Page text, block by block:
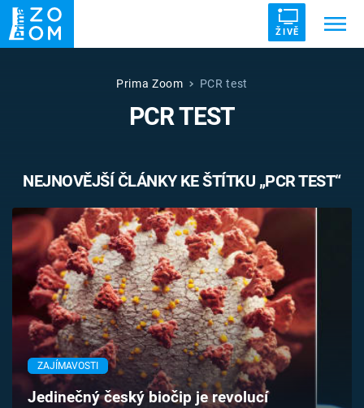
ŽIVĚ
UFO DRUHÁ SVĚTOVÁ VÁLKA
VETŘELCI DÁVNOVĚKU
Témata
Témata
Pořady
TV Program
Časopis
Prima Zoom PCR test
PCR TEST
NEJNOVĚJŠÍ ČLÁNKY KE ŠTÍTKU „PCR TEST“
ZAJÍMAVOSTI
Jedinečný český biočip je revolucí